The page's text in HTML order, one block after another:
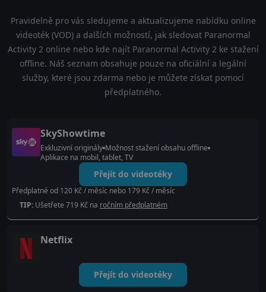
Pravidelně pro vás sledujeme a aktualizujeme nabídku online
videoték (VOD) a dalších možností, jak sledovat Paranormal
Activity 2 online nebo kde najít Paranormal Activity 2 ke stažení
offline. Náš seznam obsahuje pouze na oficiální a legální
služby, které jsou zdarma nebo je můžete získat pomocí
předplatného.
SkyShowtime
Exkluzivní originály Možnost stažení obsahu offline
Aplikace na mobil, tablet, TV
Přejít do videotéky
Předplatné od 120 Kč / měsíc nebo 179 Kč / měsíc
TIP: Ušetřete 719 Kč na ročním předplatném
Netflix
Přejít do videotéky